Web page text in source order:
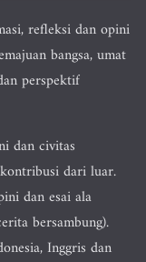
refleksi dan opini
bangsa, umat
perspektif
dan civitas
dari luar.
dan esai ala
bersambung).
Inggris dan